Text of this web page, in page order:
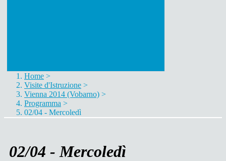
Home >
Visite d'Istruzione >
Vienna 2014 (Vobarno) >
Programma >
02/04 - Mercoledì
02/04 - Mercoledì